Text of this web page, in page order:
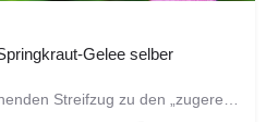
Gelee selber
Begleite uns auf einen spannenden Streifzug zu den „zugereisten“ Pflanzen unserer Heimat! Bei diesem…